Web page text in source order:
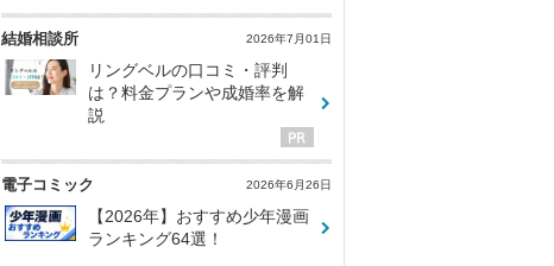
結婚相談所 2026年7月01日
リングベルの口コミ・評判
は？料金プランや成婚率を解
説
電子コミック 2026年6月26日
【2026年】おすすめ少年漫画
ランキング64選！